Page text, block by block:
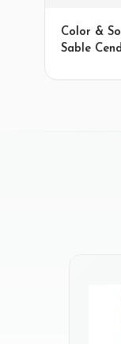
Color &
Sable